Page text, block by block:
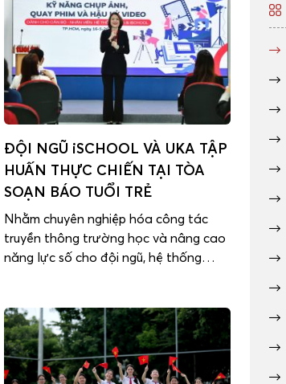
ĐỘI NGŨ iSCHOOL VÀ UKA TẬP
HUẤN THỰC CHIẾN TẠI TÒA
SOẠN BÁO TUỔI TRẺ
Nhằm chuyên nghiệp hóa công tác
truyền thông trường học và nâng cao
năng lực số cho đội ngũ, hệ thống
huấn kỹ năng truyền thông vào ngày
16/5/2026. Sự kiện quy tụ 48 cán bộ
quản lý, nhân sự […]